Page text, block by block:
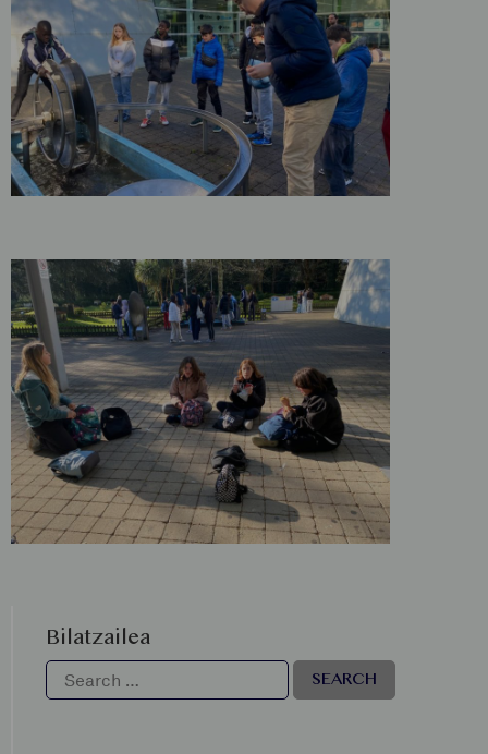
Bilatzailea